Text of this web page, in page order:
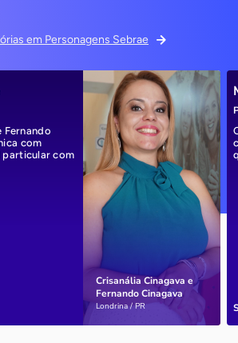
em Personagens Sebrae
Crisanália Cinagava e
Fernando Cinagava
Londrina / PR
Fernando
com
particular com